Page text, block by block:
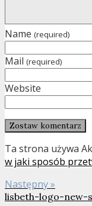
Name (required)
Mail (required)
Website
Ta strona używa
w jaki sposób
Następny »
lisbeth-logo-new-